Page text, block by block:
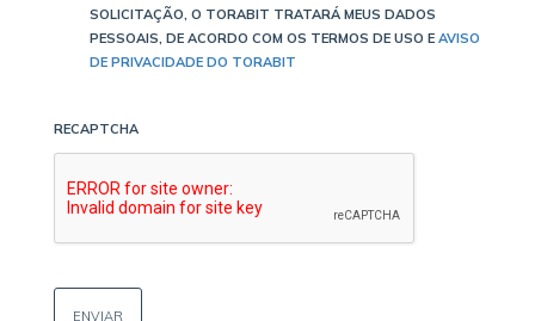
SOLICITAÇÃO, O TORABIT TRATARÁ MEUS DADOS
PESSOAIS, DE ACORDO COM OS TERMOS DE USO E AVISO
DE PRIVACIDADE DO TORABIT
RECAPTCHA